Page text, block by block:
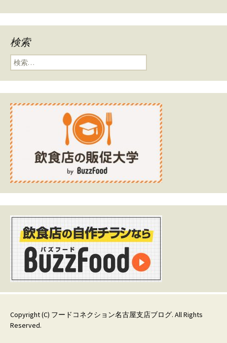
検索
検索:
Copyright (C) フードコネクション名古屋支店ブログ. All Rights
Reserved.